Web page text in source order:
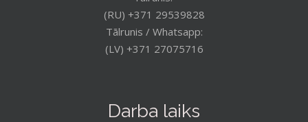
(RU) +371 29539828
Tālrunis / Whatsapp:
(LV) +371 27075716
Darba laiks